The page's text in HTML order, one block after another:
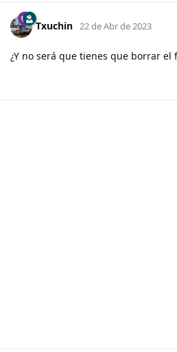
Txuchin 22 de Abr de 2023
¿Y no será que tienes que borrar el